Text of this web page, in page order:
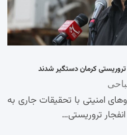
کرمان دستگیر شدند
امنیتی با تحقیقات جاری به
تروریستی…